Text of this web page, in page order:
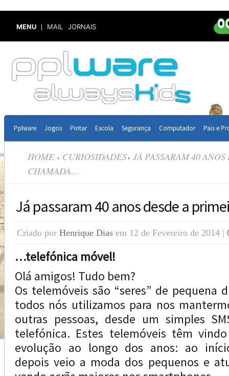
MENU MAIL JORNAIS
Pplware Jogos Pintar Escola Segurança Computador Pais e
HOME CURIOSIDADES JÁ PASSARAM 40
CHAMADA…
Já passaram 40 anos desde a
Criado por Henrique Dias em 12 de Fevereiro de 2014 |
…telefónica móvel!
Olá amigos! Tudo bem?
Os telemóveis são “seres” de pequena
todos nós utilizamos para nos
outras pessoas, desde um simples
telefónica. Estes telemóveis têm
evolução ao longo dos anos: ao
depois veio a moda dos pequenos e